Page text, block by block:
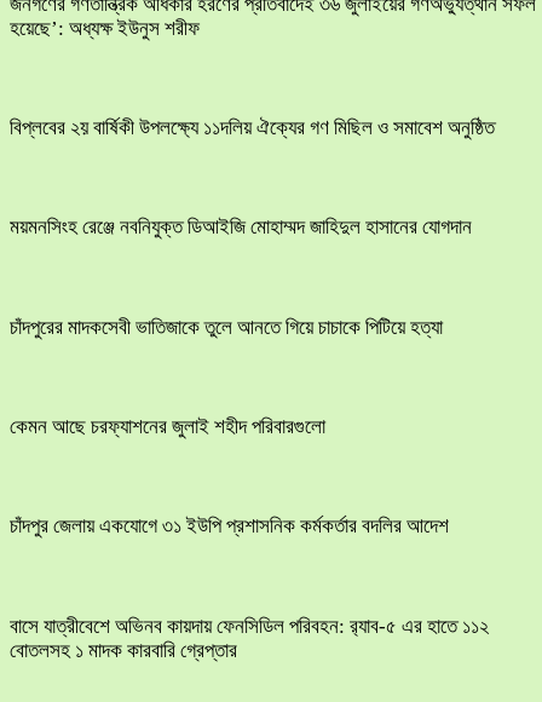
হয়েছে’: অধ্যক্ষ ইউনুস শরীফ
বিপ্লবের ২য় বার্ষিকী উপলক্ষ্যে ১১দলিয় ঐক্যের গণ মিছিল ও সমাবেশ অনুষ্ঠিত
ময়মনসিংহ রেঞ্জে নবনিযুক্ত ডিআইজি মোহাম্মদ জাহিদুল হাসানের যোগদান
চাঁদপুরের মাদকসেবী ভাতিজাকে তুলে আনতে গিয়ে চাচাকে পিটিয়ে হত্যা
কেমন আছে চরফ্যাশনের জুলাই শহীদ পরিবারগুলো
চাঁদপুর জেলায় একযোগে ৩১ ইউপি প্রশাসনিক কর্মকর্তার বদলির আদেশ
বাসে যাত্রীবেশে অভিনব কায়দায় ফেনসিডিল পরিবহন: র‍্যাব-৫ এর হাতে ১১২
বোতলসহ ১ মাদক কারবারি গ্রেপ্তার